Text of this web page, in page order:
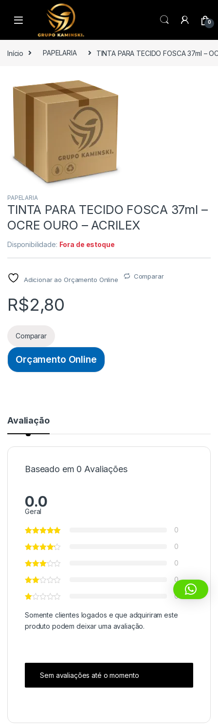
Saltar para navegação
Pular para o conteúdo
0
Início PAPELARIA TINTA PARA TECIDO FOSCA 37ml –
PAPELARIA
TINTA PARA TECIDO FOSCA 37ml –
OCRE OURO – ACRILEX
Disponibilidade: Fora de estoque
Adicionar ao Orçamento Online Comparar
R$2,80
Comparar
Orçamento Online
Avaliação
Baseado em 0 Avaliações
0.0
Geral
0
0
0
0
0
Somente clientes logados e que adquiriram este
produto podem deixar uma avaliação.
Sem avaliações até o momento